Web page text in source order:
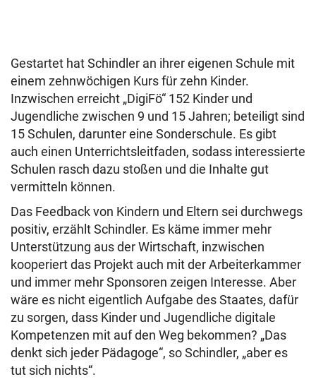
Gestartet hat Schindler an ihrer eigenen Schule mit
einem zehnwöchigen Kurs für zehn Kinder.
Inzwischen erreicht „DigiFö“ 152 Kinder und
Jugendliche zwischen 9 und 15 Jahren; beteiligt sind
15 Schulen, darunter eine Sonderschule. Es gibt
auch einen Unterrichtsleitfaden, sodass interessierte
Schulen rasch dazu stoßen und die Inhalte gut
vermitteln können.
Das Feedback von Kindern und Eltern sei durchwegs
positiv, erzählt Schindler. Es käme immer mehr
Unterstützung aus der Wirtschaft, inzwischen
kooperiert das Projekt auch mit der Arbeiterkammer
und immer mehr Sponsoren zeigen Interesse. Aber
wäre es nicht eigentlich Aufgabe des Staates, dafür
zu sorgen, dass Kinder und Jugendliche digitale
Kompetenzen mit auf den Weg bekommen? „Das
denkt sich jeder Pädagoge“, so Schindler, „aber es
tut sich nichts“.